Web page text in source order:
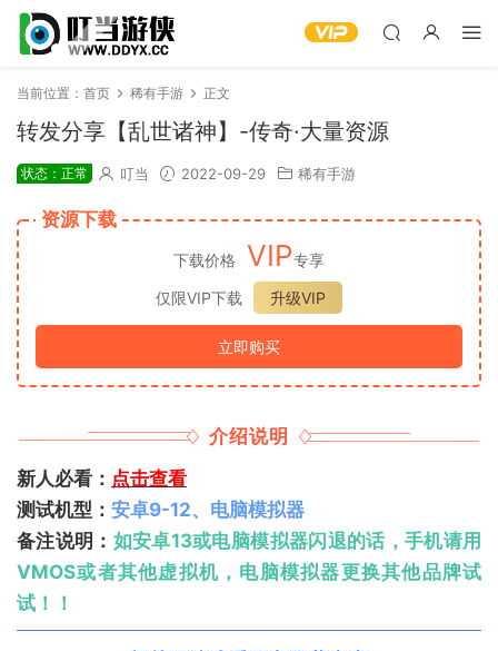
当前位置： 首页 稀有手游 正文
转发分享【乱世诸神】-传奇·大量资源
状态：正常 叮当 2022-09-29 稀有手游
资源下载
下载价格 VIP专享
仅限VIP下载
升级VIP
立即购买
介绍说明
新人必看： 点击查看
测试机型： 安卓9-12、电脑模拟器
备注说明： 如安卓13或电脑模拟器闪退的话，手机请用
VMOS或者其他虚拟机，电脑模拟器更换其他品牌试
试！！